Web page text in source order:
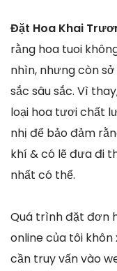
Đặt Hoa Khai
rằng hoa tuoi
nhìn, nhưng còn
sắc sâu sắc. Vì
loại hoa tươi chất
nhị để bảo đảm
khí & có lẽ đưa đi
nhất có thể.
Quá trình đặt đơn
online của tôi khôn
cần truy vấn vào